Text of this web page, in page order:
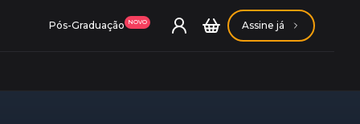
Pós-Graduação NOVO Assine já